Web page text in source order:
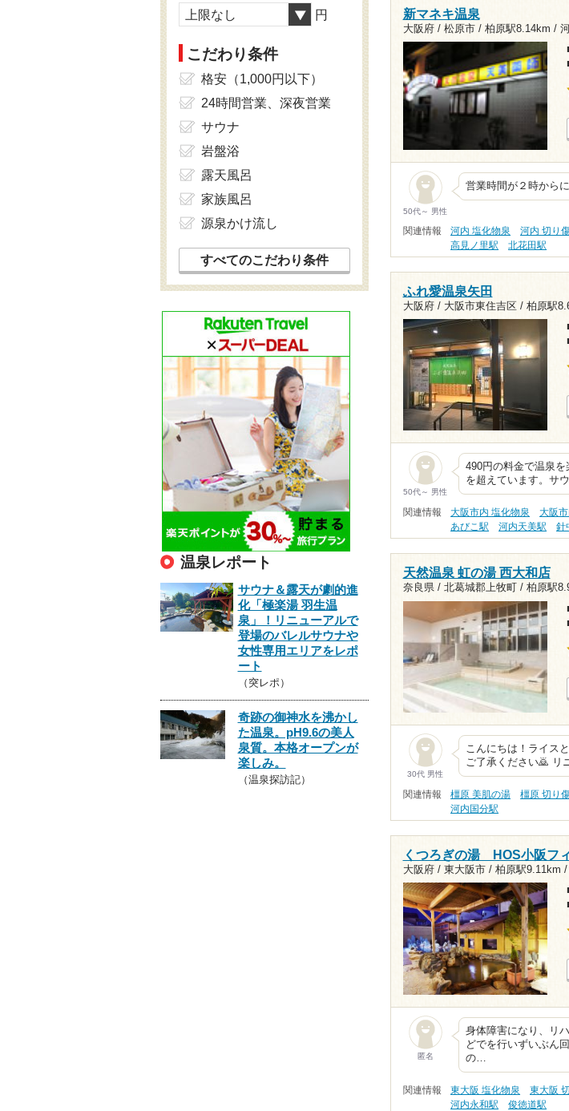
新マネキ温泉
大阪府 / 松原市 / 柏原駅8.14km /
50代～ 男性
営業時間が２時から
関連情報 河内 塩化物泉 河内 切り
高見ノ里駅
北花田駅
ふれ愛温泉矢田
大阪府 / 大阪市東住吉区 / 柏原駅
50代～ 男性
490円の料金で温泉
を超えています。サ
関連情報 大阪市内 塩化物泉 大阪
あびこ駅
河内天美駅 針
天然温泉 虹の湯 西大和店
奈良県 / 北葛城郡上牧町 / 柏原駅
30代 男性
こんにちは！ライス
ご了承ください🙇 リ
関連情報 橿原 美肌の湯 橿原 切り
河内国分駅
くつろぎの湯 HOS小阪フ
大阪府 / 東大阪市 / 柏原駅9.11km /
匿名
身体障害になり、リ
どでを行いずいぶん
の…
関連情報 東大阪 塩化物泉 東大阪
河内永和駅
俊徳道駅
上限なし 円
こだわり条件
格安（1,000円以下）
24時間営業、深夜営業
サウナ
岩盤浴
露天風呂
家族風呂
源泉かけ流し
すべてのこだわり条件
温泉レポート
サウナ＆露天が劇的進
化「極楽湯 羽生温
泉」！リニューアルで
登場のバレルサウナや
女性専用エリアをレポ
ート
（突レポ）
奇跡の御神水を沸かし
た温泉。pH9.6の美人
泉質。本格オープンが
楽しみ。
（温泉探訪記）